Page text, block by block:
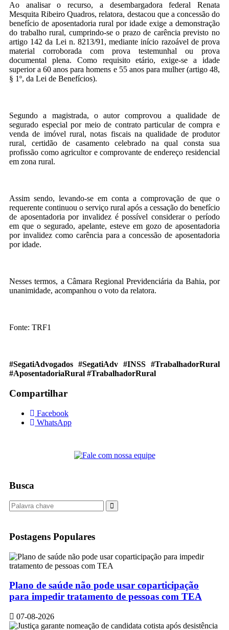
Ao analisar o recurso, a desembargadora federal Renata
Mesquita Ribeiro Quadros, relatora, destacou que a concessão do
benefício de aposentadoria rural por idade exige a demonstração
do trabalho rural, cumprindo-se o prazo de carência previsto no
artigo 142 da Lei n. 8213/91, mediante início razoável de prova
material corroborada com prova testemunhal ou prova
documental plena. Como requisito etário, exige-se a idade
superior a 60 anos para homens e 55 anos para mulher (artigo 48,
§ 1º, da Lei de Benefícios).
Segundo a magistrada, o autor comprovou a qualidade de
segurado especial por meio de contrato particular de compra e
venda de imóvel rural, notas fiscais na qualidade de produtor
rural, certidão de casamento celebrado na qual consta sua
profissão como agricultor e comprovante de endereço residencial
em zona rural.
Assim sendo, levando-se em conta a comprovação de que o
requerente continuou o serviço rural após a cessação do benefício
de aposentadoria por invalidez é possível considerar o período
em que o segurado, apelante, esteve em gozo de aposentadoria
por invalidez como carência para a concessão de aposentadoria
por idade.
Nesses termos, a Câmara Regional Previdenciária da Bahia, por
unanimidade, acompanhou o voto da relatora.
Fonte: TRF1
#SegatiAdvogados #SegatiAdv #INSS #TrabalhadorRural
#AposentadoriaRural #TrabalhadorRural
Compartilhar
Facebook
WhatsApp
Busca
Postagens Populares
Plano de saúde não pode usar coparticipação
para impedir tratamento de pessoas com TEA
07-08-2026